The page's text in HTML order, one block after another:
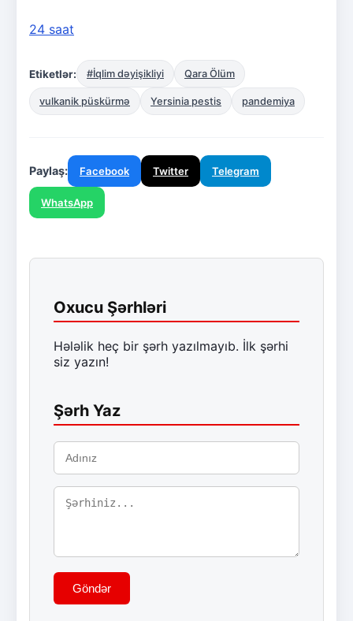
24 saat
Etiketlər: #İqlim dəyişikliyi Qara Ölüm
vulkanik püskürmə Yersinia pestis pandemiya
Paylaş: Facebook Twitter Telegram
WhatsApp
Oxucu Şərhləri
Hələlik heç bir şərh yazılmayıb. İlk şərhi
siz yazın!
Şərh Yaz
Göndər